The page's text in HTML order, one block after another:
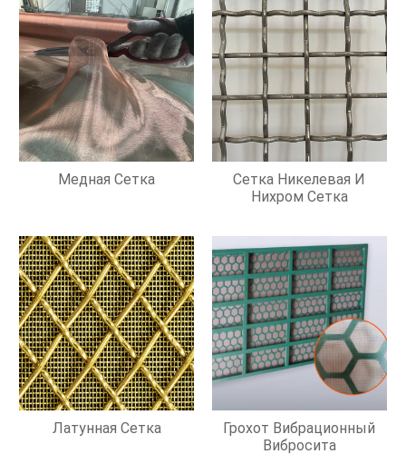
Медная Сетка
Сетка Никелевая И
Нихром Сетка
Латунная Сетка
Грохот Вибрационный
Вибросита